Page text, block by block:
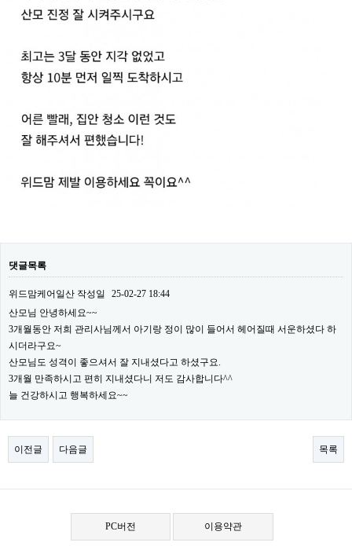
댓글목록
위드맘케어일산 작성일
25-02-27 18:44
산모님 안녕하세요~~
3개월동안 저희 관리사님께서 아기랑 정이 많이 들어서 헤어질때 서운하셨다 하
시더라구요~
산모님도 성격이 좋으셔서 잘 지내셨다고 하셨구요.
3개월 만족하시고 편히 지내셨다니 저도 감사합니다^^
늘 건강하시고 행복하세요~~
이전글 다음글 목록
PC버전 이용약관